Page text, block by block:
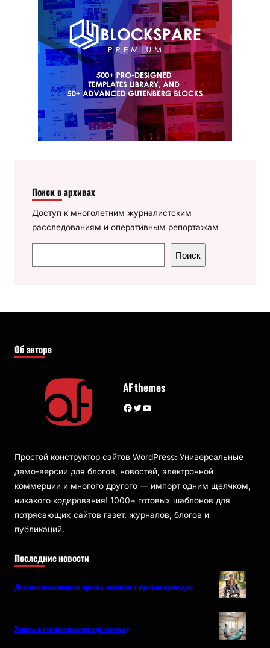
Поиск в архивах
Доступ к многолетним журналистским
расследованиям и оперативным репортажам
о
к
Поиск
Об авторе
AF themes
Facebook Twitter YouTube
Простой конструктор сайтов WordPress: Универсальные
демо-версии для блогов, новостей, электронной
коммерции и многого другого — импорт одним щелчком,
никакого кодирования! 1000+ готовых шаблонов для
потрясающих сайтов газет, журналов, блогов и
публикаций.
Последние новости
Детские инвалидные кресла-коляски с ручным приводом
Запись в стоматологическую клинику